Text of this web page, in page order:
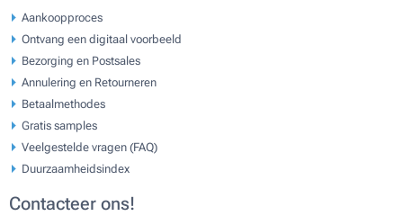
Aankoopproces
Ontvang een digitaal voorbeeld
Bezorging en Postsales
Annulering en Retourneren
Betaalmethodes
Gratis samples
Veelgestelde vragen (FAQ)
Duurzaamheidsindex
Contacteer ons!